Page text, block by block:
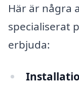
Här är några
specialiserat
erbjuda: